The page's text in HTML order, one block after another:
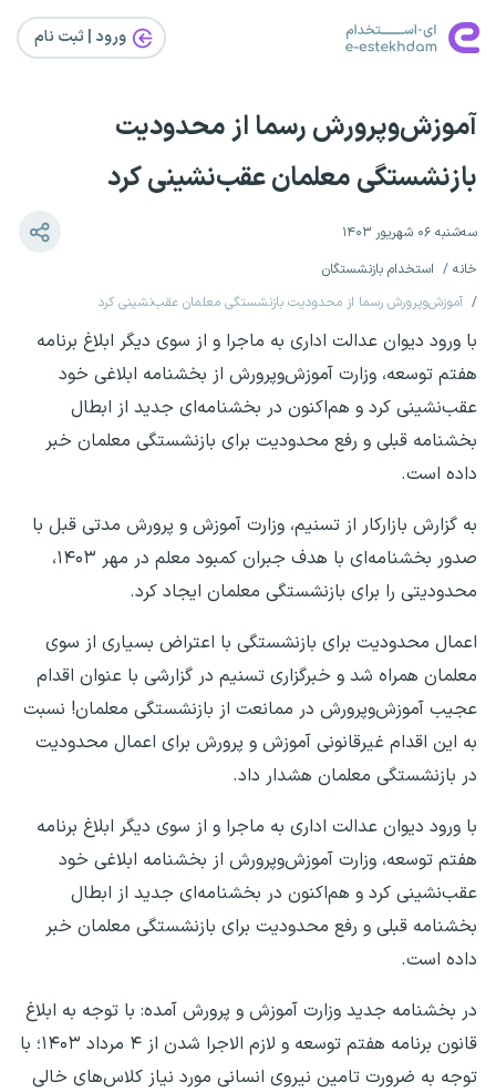
ورود | ثبت‌ نام
آموزش‌وپرورش رسما از محدودیت
بازنشستگی معلمان عقب‌نشینی کرد
سه‌شنبه ۰۶ شهریور ۱۴۰۳
خانه
استخدام بازنشستگان
آموزش‌وپرورش رسما از محدودیت بازنشستگی معلمان عقب‌نشینی کرد
با ورود دیوان عدالت اداری به ماجرا و از سوی دیگر ابلاغ برنامه
هفتم توسعه، وزارت آموزش‌وپرورش از بخشنامه ابلاغی خود
عقب‌نشینی کرد و هم‌اکنون در بخشنامه‌ای جدید از ابطال
بخشنامه قبلی و رفع محدودیت برای بازنشستگی معلمان خبر
داده است.
به گزارش بازارکار از تسنیم، وزارت آموزش و پرورش مدتی قبل با
صدور بخشنامه‌ای با هدف جبران کمبود معلم در مهر ۱۴۰۳،
محدودیتی را برای بازنشستگی معلمان ایجاد کرد.
اعمال محدودیت برای بازنشستگی با اعتراض بسیاری از سوی
معلمان همراه شد و خبرگزاری تسنیم در گزارشی با عنوان اقدام
عجیب آموزش‌و‌پرورش در ممانعت از بازنشستگی معلمان! نسبت
به این اقدام غیرقانونی آموزش و پرورش برای اعمال محدودیت
در بازنشستگی معلمان هشدار داد.
با ورود دیوان عدالت اداری به ماجرا و از سوی دیگر ابلاغ برنامه
هفتم توسعه، وزارت آموزش‌وپرورش از بخشنامه ابلاغی خود
عقب‌نشینی کرد و هم‌اکنون در بخشنامه‌ای جدید از ابطال
بخشنامه قبلی و رفع محدودیت برای بازنشستگی معلمان خبر
داده است.
در بخشنامه جدید وزارت آموزش و پرورش آمده: با توجه به ابلاغ
قانون برنامه هفتم توسعه و لازم الاجرا شدن از ۴ مرداد ۱۴۰۳؛ با
توجه به ضرورت تامین نیروی انسانی مورد نیاز کلاس‌های خالی